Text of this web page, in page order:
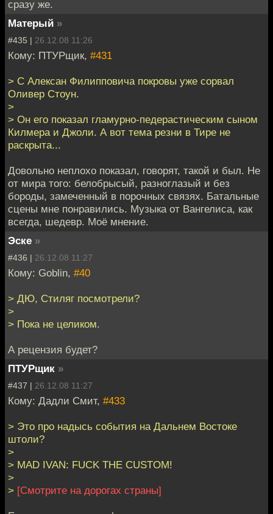
сразу же.
Матерый »
#435 | 26.12.08 11:26
Кому: ПТУРщик, #431
> С Алексан Филипповича покровы уже сорвал
Оливер Стоун.
>
> Он его показал гламурно-педерастическим сыном
Килмера и Джоли. А вот тема резни в Тире не
раскрыта...
Довольно неплохо показал, говорят, такой и был. Не
от мира того: белобрысый, разноглазый и без
бороды, замеченный в порочных связях. Батальные
сцены мне понравились. Музыка от Вангелиса, как
всегда, шедевр. Моё мнение.
Эске »
#436 | 26.12.08 11:27
Кому: Goblin, #40
> ДЮ, Стиляг посмотрели?
>
> Пока не целиком.
А рецензия будет?
ПТУРщик »
#437 | 26.12.08 11:27
Кому: Дадли Смит, #433
> Это про надысь события на Дальнем Востоке
штоли?
>
> MAD IVAN: FUCK THE CUSTOM!
>
> [Смотрите на дорогах страны]